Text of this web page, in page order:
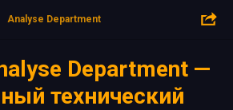
Analyse Department
Department —
технический